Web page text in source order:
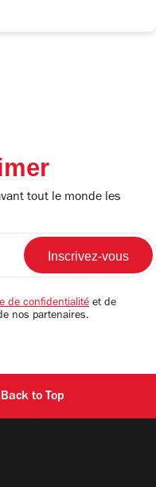
tout le monde les
de confidentialité et de
nos partenaires.
Back to Top